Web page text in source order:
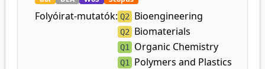
Folyóirat-mutatók: Q2 Bioengineering
Q2 Biomaterials
Q1 Organic Chemistry
Q1 Polymers and Plastics